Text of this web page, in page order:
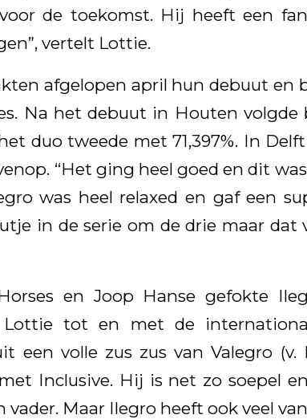
de toekomst. Hij heeft een
vertelt Lottie.
afgelopen april hun debuut en
Na het debuut in Houten
duo tweede met 71,397%. In
“Het ging heel goed en dit
was heel relaxed en gaf een
in de serie om de drie maar dat
en Joop Hanse gefokte
Lottie tot en met de
een volle zus zus van Valegro (v.
Inclusive. Hij is net zo soepel
Maar Ilegro heeft ook veel